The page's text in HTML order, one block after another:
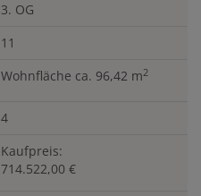
3. OG
11
Wohnfläche ca. 96,42 m2
4
Kaufpreis:
714.522,00 €